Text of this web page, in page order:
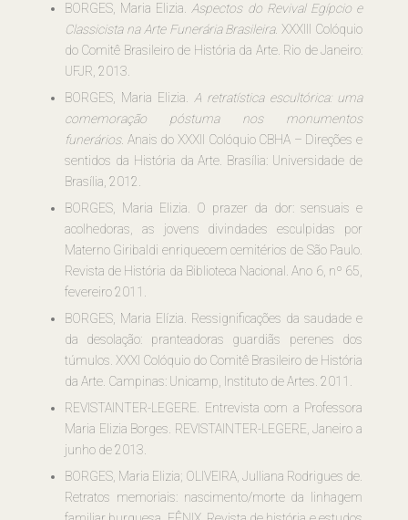
BORGES, Maria Elizia. Aspectos do Revival Egípcio e
Classicista na Arte Funerária Brasileira. XXXIII Colóquio
do Comitê Brasileiro de História da Arte. Rio de Janeiro:
UFJR, 2013.
BORGES, Maria Elizia. A retratística escultórica: uma
comemoração póstuma nos monumentos
funerários. Anais do XXXII Colóquio CBHA – Direções e
sentidos da História da Arte. Brasília: Universidade de
Brasília, 2012.
BORGES, Maria Elizia. O prazer da dor: sensuais e
acolhedoras, as jovens divindades esculpidas por
Materno Giribaldi enriquecem cemitérios de São Paulo.
Revista de História da Biblioteca Nacional. Ano 6, nº 65,
fevereiro 2011.
BORGES, Maria Elízia. Ressignificações da saudade e
da desolação: pranteadoras guardiãs perenes dos
túmulos. XXXI Colóquio do Comitê Brasileiro de História
da Arte. Campinas: Unicamp, Instituto de Artes. 2011.
REVISTAINTER-LEGERE. Entrevista com a Professora
Maria Elizia Borges. REVISTAINTER-LEGERE, Janeiro a
junho de 2013.
BORGES, Maria Elizia; OLIVEIRA, Julliana Rodrigues de.
Retratos memoriais: nascimento/morte da linhagem